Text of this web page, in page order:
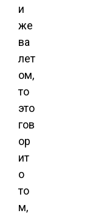
и
же
ва
лет
ом,
то
это
гов
ор
ит
о
то
м,